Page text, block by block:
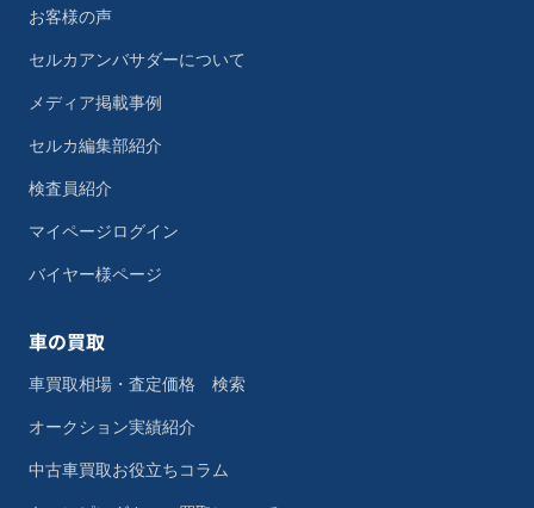
お客様の声
セルカアンバサダーについて
メディア掲載事例
セルカ編集部紹介
検査員紹介
マイページログイン
バイヤー様ページ
車の買取
車買取相場・査定価格 検索
オークション実績紹介
中古車買取お役立ちコラム